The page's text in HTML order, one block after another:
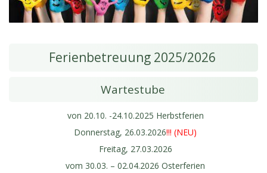
Ferienbetreuung 2025/2026
Wartestube
von 20.10. -24.10.2025 Herbstferien
Donnerstag, 26.03.2026!!! (NEU)
Freitag, 27.03.2026
vom 30.03. – 02.04.2026 Osterferien